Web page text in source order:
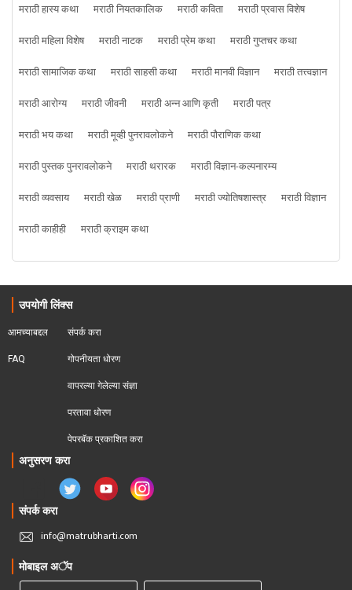
मराठी हास्य कथा
मराठी नियतकालिक मराठी कविता
मराठी प्रवास विशेष
मराठी महिला विशेष
मराठी नाटक मराठी प्रेम कथा
मराठी गुप्तचर कथा
मराठी सामाजिक कथा
मराठी साहसी कथा मराठी मानवी विज्ञान
मराठी तत्त्वज्ञान
मराठी आरोग्य
मराठी जीवनी मराठी अन्न आणि कृती
मराठी पत्र
मराठी भय कथा
मराठी मूव्ही पुनरावलोकने
मराठी पौराणिक कथा
मराठी पुस्तक पुनरावलोकने
मराठी थरारक
मराठी विज्ञान-कल्पनारम्य
मराठी व्यवसाय
मराठी खेळ मराठी प्राणी मराठी ज्योतिषशास्त्र
मराठी विज्ञान
मराठी काहीही
मराठी क्राइम कथा
उपयोगी लिंक्स
आमच्याबद्दल
FAQ
संपर्क करा
गोपनीयता धोरण
वापरल्या गेलेल्या संज्ञा
परतावा धोरण
पेपरबॅक प्रकाशित करा
अनुसरण करा
संपर्क करा
info@matrubharti.com
मोबाइल अॅप